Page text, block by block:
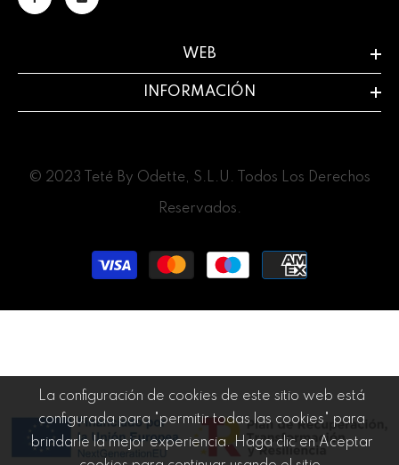
WEB
INFORMACIÓN
© 2023 Teté By Odette, S.L.U. Todos Los Derechos
Reservados.
Payment
methods
La configuración de cookies de este sitio web está
configurada para "permitir todas las cookies" para
brindarle la mejor experiencia. Haga clic en Aceptar